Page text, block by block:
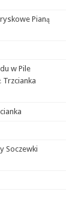
Pianą
w Pile
Soczewki